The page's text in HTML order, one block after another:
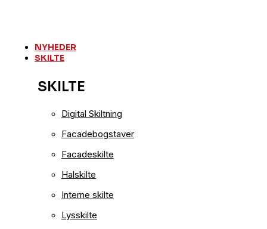
NYHEDER
SKILTE
SKILTE
Digital Skiltning
Facadebogstaver
Facadeskilte
Halskilte
Interne skilte
Lysskilte